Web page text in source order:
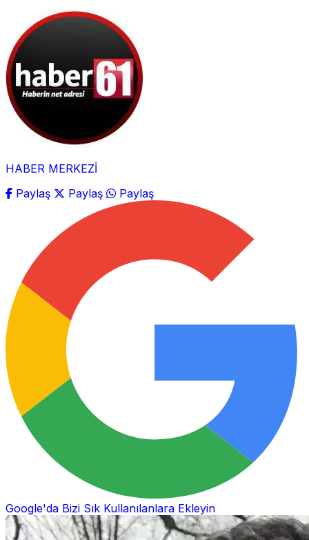
HABER MERKEZİ
Paylaş
Paylaş Paylaş
Google'da Bizi Sık Kullanılanlara Ekleyin